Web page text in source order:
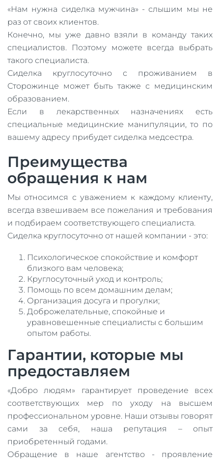
«Нам нужна сиделка мужчина» - слышим мы не
раз от своих клиентов.
Конечно, мы уже давно взяли в команду таких
специалистов. Поэтому можете всегда выбрать
такого специалиста.
Сиделка круглосуточно с проживанием в
Сторожинце может быть также с медицинским
образованием.
Если в лекарственных назначениях есть
специальные медицинские манипуляции, то по
вашему адресу прибудет сиделка медсестра.
Преимущества
обращения к нам
Мы относимся с уважением к каждому клиенту,
всегда взвешиваем все пожелания и требования
и подбираем соответствующего специалиста.
Сиделка круглосуточно от нашей компании - это:
Психологическое спокойствие и комфорт
близкого вам человека;
Круглосуточный уход и контроль;
Помощь по всем домашним делам;
Организация досуга и прогулки;
Доброжелательные, спокойные и
уравновешенные специалисты с большим
опытом работы.
Гарантии, которые мы
предоставляем
«Добро людям» гарантирует проведение всех
соответствующих мер по уходу на высшем
профессиональном уровне. Наши отзывы говорят
сами за себя, наша репутация – опыт
приобретенный годами.
Обращение в наше агентство - проявление